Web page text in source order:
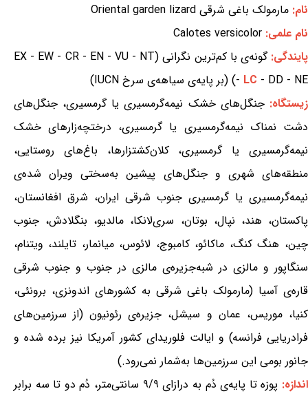
نام: مارمولک باغی شرقی Oriental garden lizard
نام علمی: Calotes versicolor
پایندگی:
گونه‌ی با کم‌ترین نگرانی (EX - EW - CR - EN - VU - NT
- LC - DD - NE) (بر پایه‌ی سیاهه‌ی سرخ IUCN)
زیستگاه:جنگل‌های خشک نیمه‌گرمسیری یا گرمسیری، جنگل‌های
دشت نمناک نیمه‌گرمسیری یا گرمسیری، درختچه‌زارهای خشک
نیمه‌گرمسیری یا گرمسیری، کلان‌کشتزارها، باغ‌های روستایی،
منطقه‌های شهری و جنگل‌های پیشین به‌سختی ویران شده‌ی
نیمه‌گرمسیری یا گرمسیری جنوب شرقی ایران، شرق افغانستان،
پاکستان، هند، نپال، بوتان، سری‌لانکا، مالدیو، بنگلادش، جنوب
چین، هنگ کنگ، ماکائو، کامبوج، لائوس، میانمار، تایلند، ویتنام،
سنگاپور و مالزی در شبه‌جزیره‌ی مالزی در جنوب و جنوب شرقی
قاره‌ی آسیا (مارمولک باغی شرقی به کشورهای اندونزی، برونئی،
کنیا، موریس، عمان و سیشل، جزیره‌ی رئونیون (از سرزمین‌های
فرادریایی فرانسه) و ایالت فلوریدای کشور آمریکا نیز برده شده و
جانور بومی این سرزمین‌ها به‌شمار نمی‌رود.)
اندازه:
پوزه تا پایه‌ی دُم به درازای ۹/۹ سانتی‌متر، دُم دو تا سه برابر